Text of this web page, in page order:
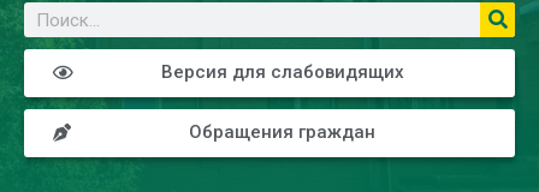
Версия для слабовидящих
Обращения граждан